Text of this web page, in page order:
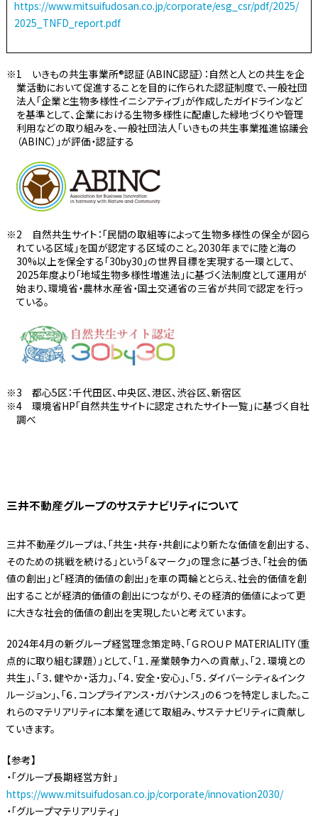
https://www.mitsuifudosan.co.jp/corporate/esg_csr/pdf/2025/
2025_TNFD_report.pdf
1 いきもの共生事業所®認証（ABINC認証）：自然と人との共生を企
業活動において促進することを目的に作られた認証制度で、一般社団
法人「企業と生物多様性イニシアティブ」が作成したガイドラインなど
を基準として、企業における生物多様性に配慮した緑地づくりや管理
利用などの取り組みを、一般社団法人「いきもの共生事業推進協議会
（ABINC）」が評価・認証する
2 自然共生サイト：「民間の取組等によって生物多様性の保全が図ら
れている区域」を国が認定する区域のこと。2030年までに陸と海の
30%以上を保全する「30by30」の世界目標を実現する一環として、
2025年度より「地域生物多様性増進法」に基づく法制度として運用が
始まり、環境省・農林水産省・国土交通省の三省が共同で認定を行っ
ている。
3 都心5区：千代田区、中央区、港区、渋谷区、新宿区
4 環境省HP「自然共生サイトに認定されたサイト一覧」に基づく自社
調べ
三井不動産グループのサステナビリティについて
三井不動産グループは、「共生・共存・共創により新たな価値を創出する、
そのための挑戦を続ける」という「＆マーク」の理念に基づき、「社会的価
値の創出」と「経済的価値の創出」を車の両輪ととらえ、社会的価値を創
出することが経済的価値の創出につながり、その経済的価値によって更
に大きな社会的価値の創出を実現したいと考えています。
2024年4月の新グループ経営理念策定時、「ＧＲＯＵＰ MATERIALITY（重
点的に取り組む課題）」として、「１．産業競争力への貢献」、「２．環境との
共生」、「３．健やか・活力」、「４．安全・安心」、「５．ダイバーシティ＆インク
ルージョン」、「６．コンプライアンス・ガバナンス」の６つを特定しました。こ
れらのマテリアリティに本業を通じて取組み、サステナビリティに貢献し
ていきます。
【参考】
・「グループ長期経営方針」
https://www.mitsuifudosan.co.jp/corporate/innovation2030/
・「グループマテリアリティ」